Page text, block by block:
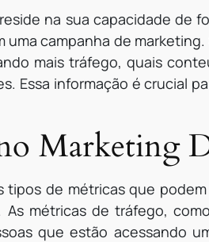
na sua capacidade de
campanha de
mais tráfego, quais
Essa informação é crucial
Marketing
tipos de métricas que
métricas de tráfego,
que estão acessando